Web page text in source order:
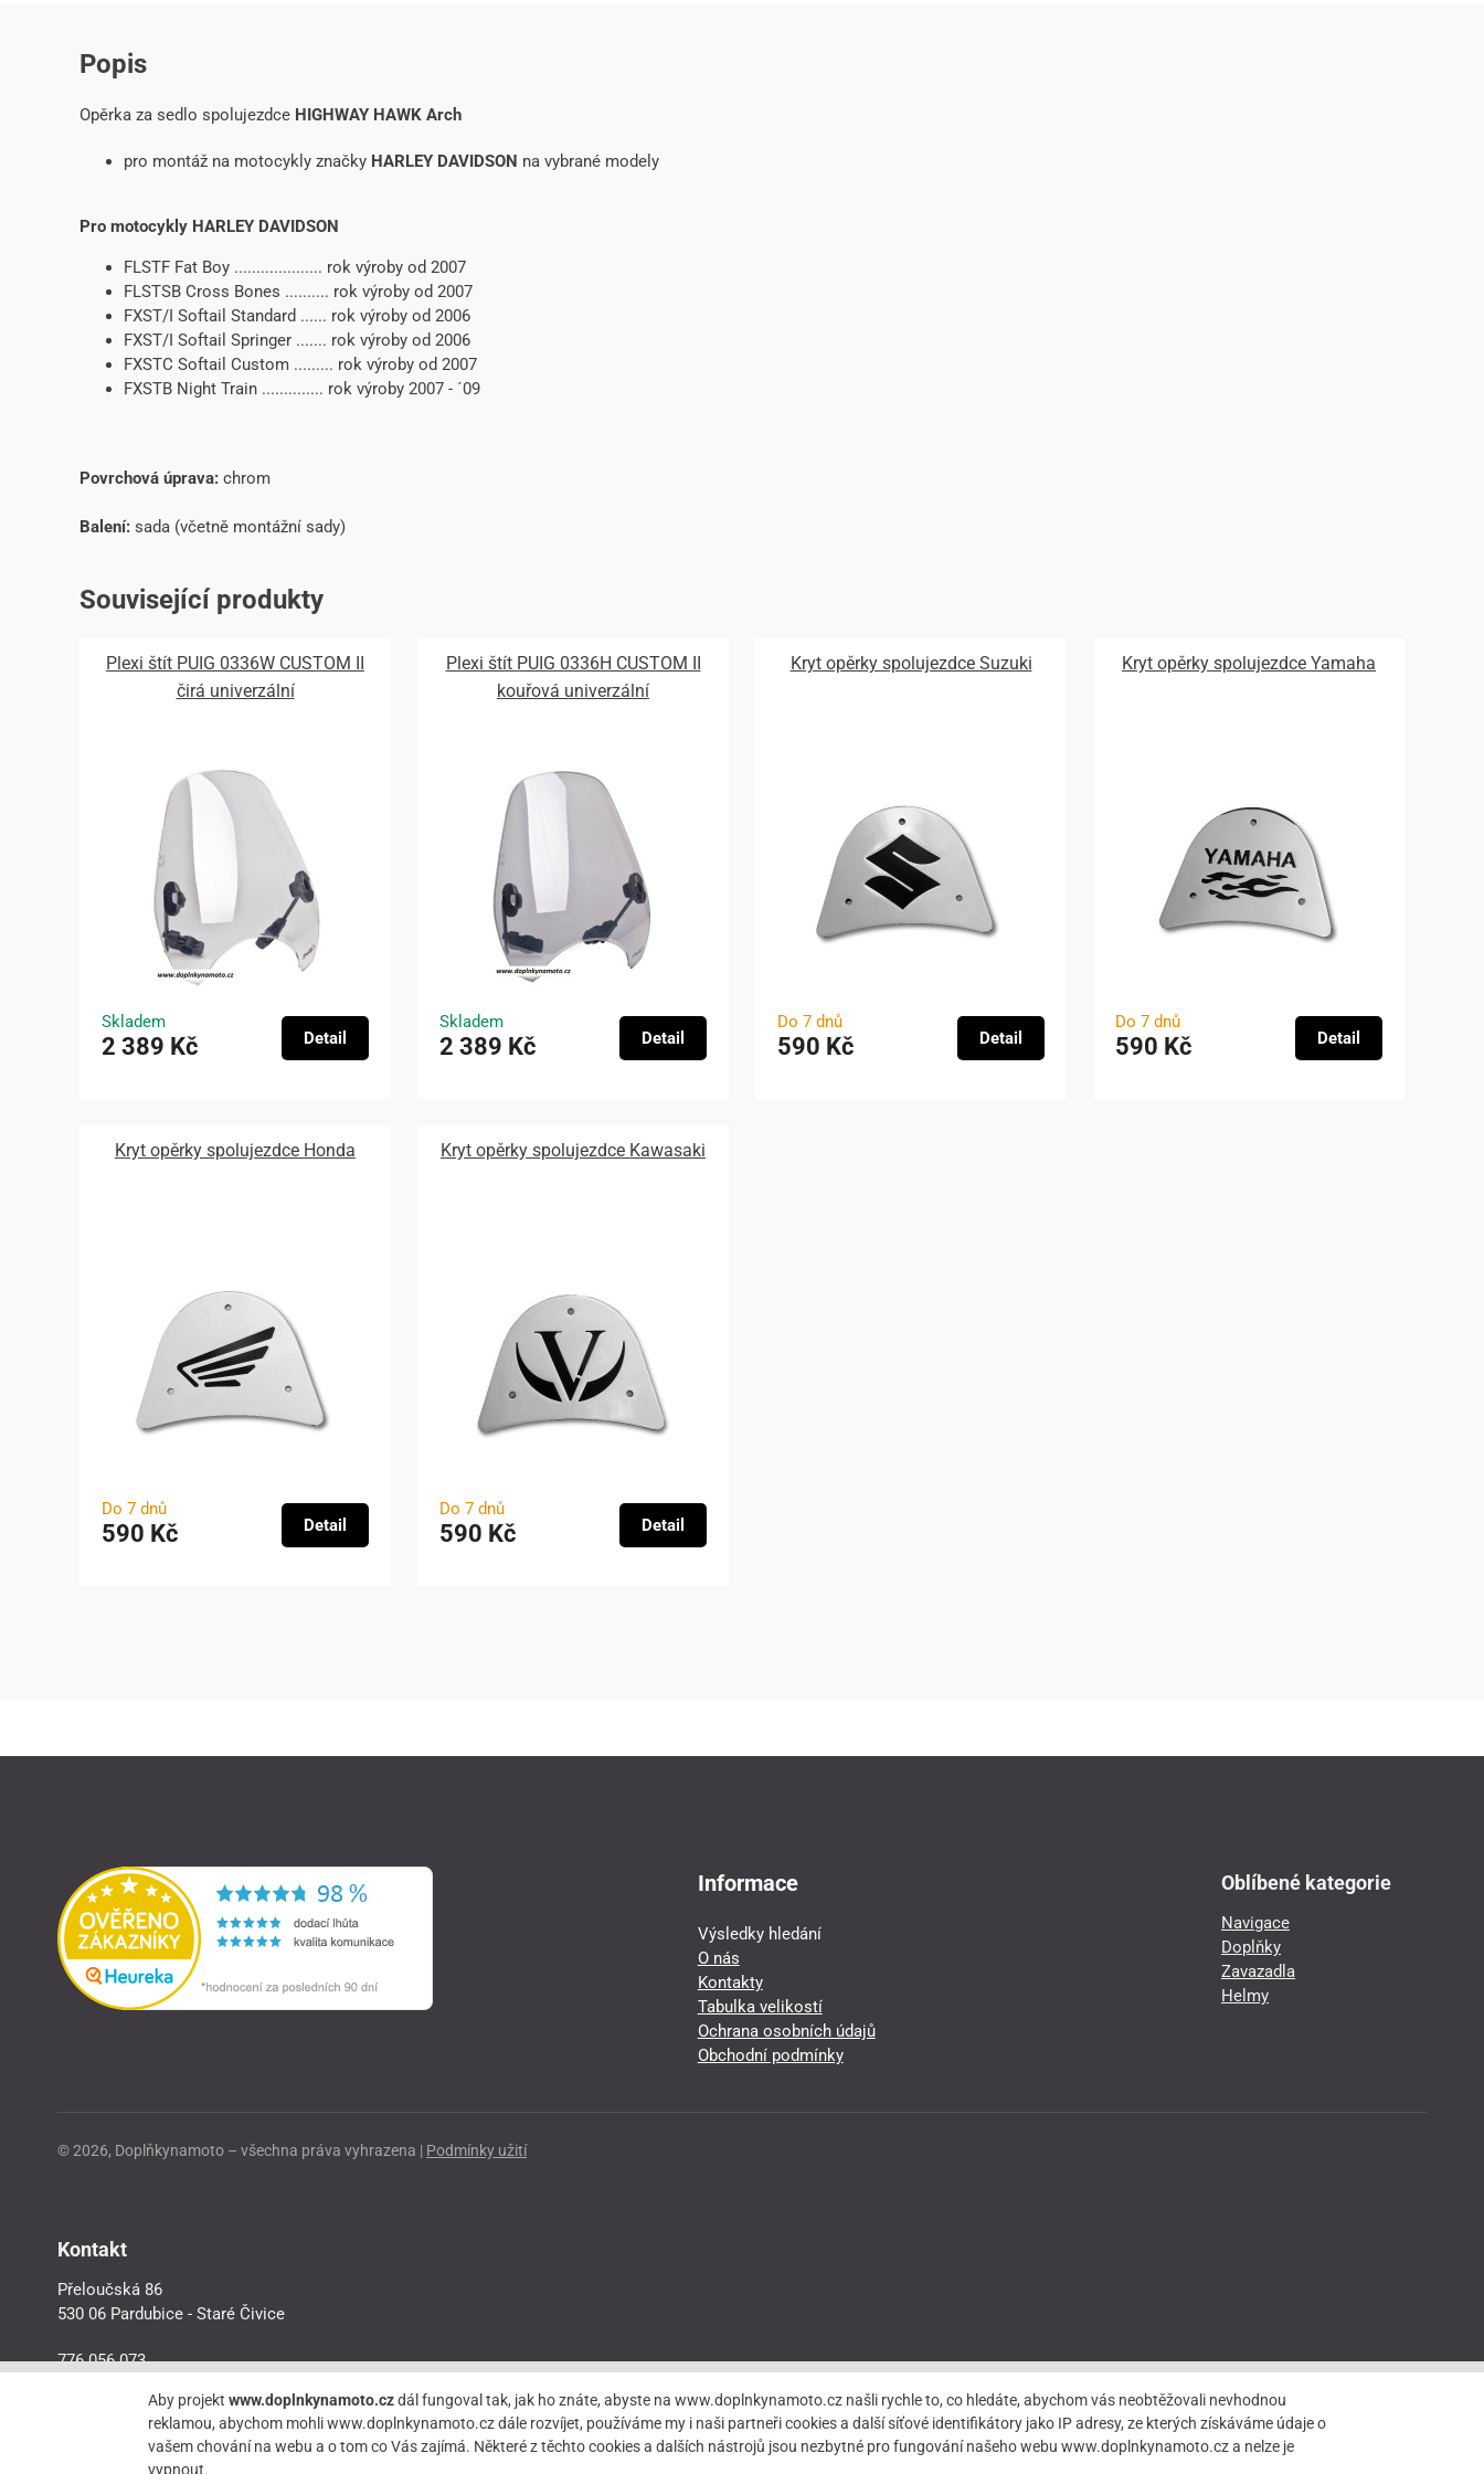
Popis
Opěrka za sedlo spolujezdce HIGHWAY HAWK Arch
pro montáž na motocykly značky HARLEY DAVIDSON na vybrané modely
Pro motocykly HARLEY DAVIDSON
FLSTF Fat Boy .................... rok výroby od 2007
FLSTSB Cross Bones .......... rok výroby od 2007
FXST/I Softail Standard ...... rok výroby od 2006
FXST/I Softail Springer ....... rok výroby od 2006
FXSTC Softail Custom ......... rok výroby od 2007
FXSTB Night Train .............. rok výroby 2007 - ´09
Povrchová úprava: chrom
Balení: sada (včetně montážní sady)
Související produkty
Plexi štít PUIG 0336W CUSTOM II
čirá univerzální
Skladem
2 389 Kč Detail
Plexi štít PUIG 0336H CUSTOM II
kouřová univerzální
Skladem
2 389 Kč Detail
Kryt opěrky spolujezdce Suzuki
Do 7 dnů
590 Kč Detail
Kryt opěrky spolujezdce Yamaha
Do 7 dnů
590 Kč Detail
Kryt opěrky spolujezdce Honda
Do 7 dnů
590 Kč Detail
Kryt opěrky spolujezdce Kawasaki
Do 7 dnů
590 Kč Detail
Informace
Výsledky hledání
O nás
Kontakty
Tabulka velikostí
Ochrana osobních údajů
Obchodní podmínky
Oblíbené kategorie
Navigace
Doplňky
Zavazadla
Helmy
© 2026, Doplňkynamoto – všechna práva vyhrazena | Podmínky užití
Kontakt
Přeloučská 86
530 06 Pardubice - Staré Čivice
776 056 073
Aby projektwww.doplnkynamoto.czdál fungoval tak, jak ho znáte, abyste na www.doplnkynamoto.cz našli rychle to, co hledáte, abychom vás neobtěžovali nevhodnou
reklamou, abychom mohli www.doplnkynamoto.cz dále rozvíjet, používáme my i naši partneři cookies a další síťové identifikátory jako IP adresy, ze kterých získáváme údaje o
vašem chování na webu a o tom co Vás zajímá. Některé z těchto cookies a dalších nástrojů jsou nezbytné pro fungování našeho webu www.doplnkynamoto.cz a nelze je
vypnout.